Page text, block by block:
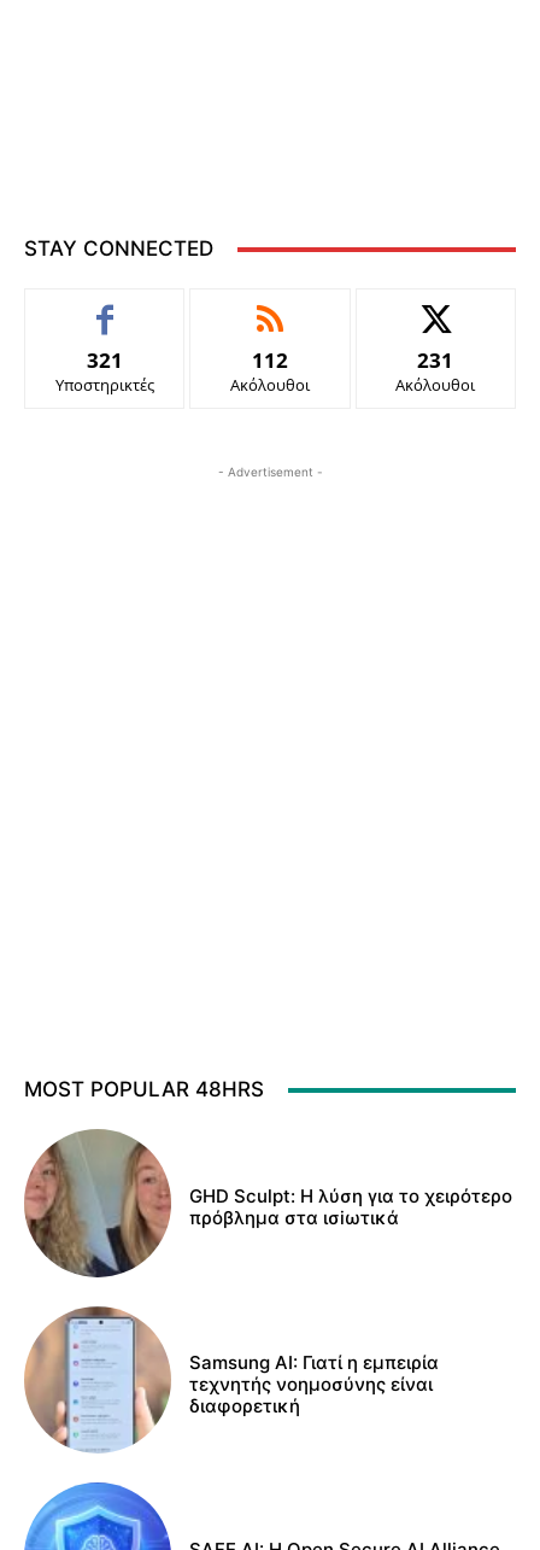
STAY CONNECTED
321
Υποστηρικτές
112
Ακόλουθοι
231
Ακόλουθοι
- Advertisement -
MOST POPULAR 48HRS
GHD Sculpt: Η λύση για το χειρότερο
πρόβλημα στα ισiωτικά
Samsung AI: Γιατί η εμπειρία
τεχνητής νοημοσύνης είναι
διαφορετική